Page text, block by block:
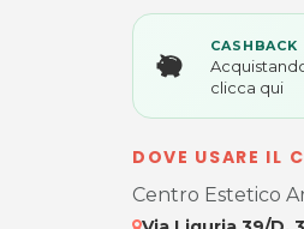
CASHBACK
clicca qui
DOVE USARE IL
Centro Estetico